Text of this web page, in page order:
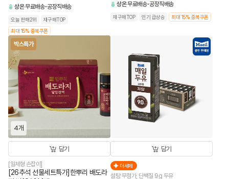
상온무료배송 공장직배송
오늘 판매2위
재구매TOP
최대 15% 중복쿠폰
상온무료배송 공장직배송
재구매TOP 인기 급상승 최대 15% 중복쿠폰
박스특가
4개
담기
[일체형 손잡이]
[26추석 선물세트특가]한뿌리 배도라
담기
더세페
설탕 무첨가, 단백질 9g 두유